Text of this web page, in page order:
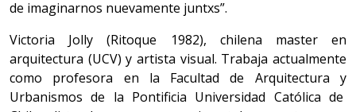
de imaginarnos nuevamente juntxs”.
Victoria Jolly (Ritoque 1982), chilena master en
arquitectura (UCV) y artista visual. Trabaja actualmente
como profesora en la Facultad de Arquitectura y
Urbanismos de la Pontificia Universidad Católica de